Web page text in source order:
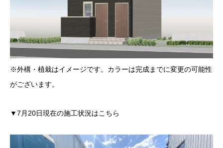
※外構・植栽はイメージです。カラーは完成までに変更の可能性
がございます。
▼7月20日現在の施工状況はこちら